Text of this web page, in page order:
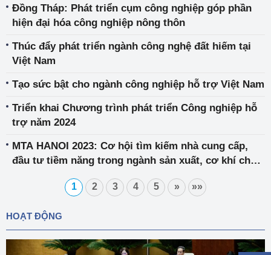
Đồng Tháp: Phát triển cụm công nghiệp góp phần
hiện đại hóa công nghiệp nông thôn
Thúc đẩy phát triển ngành công nghệ đất hiếm tại
Việt Nam
Tạo sức bật cho ngành công nghiệp hỗ trợ Việt Nam
Triển khai Chương trình phát triển Công nghiệp hỗ
trợ năm 2024
MTA HANOI 2023: Cơ hội tìm kiếm nhà cung cấp,
đầu tư tiềm năng trong ngành sản xuất, cơ khí chế
1 2 3 4 5 » »»
HOẠT ĐỘNG